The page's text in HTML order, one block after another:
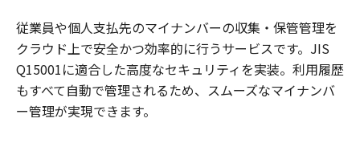
従業員や個人支払先のマイナンバーの収集・保管管理を
クラウド上で安全かつ効率的に行うサービスです。JIS
Q15001に適合した高度なセキュリティを実装。利用履歴
もすべて自動で管理されるため、スムーズなマイナンバ
ー管理が実現できます。